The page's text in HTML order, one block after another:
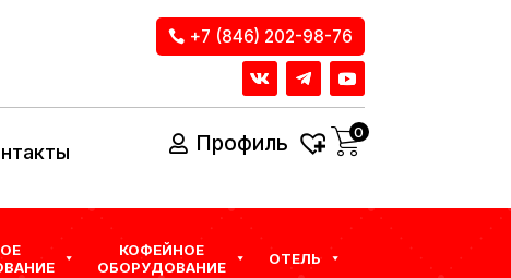
+7 (846) 202-98-76
Профиль 0
КОФЕЙНОЕ
ОБОРУДОВАНИЕ
ОТЕЛЬ